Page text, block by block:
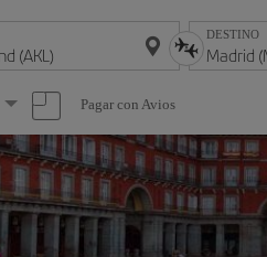
DESTINO
Pagar con Avios